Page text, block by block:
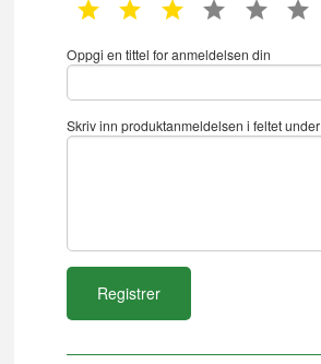
1 star 2 star 3 star 4 star 5 star
Oppgi en tittel for anmeldelsen din
Skriv inn produktanmeldelsen i feltet under